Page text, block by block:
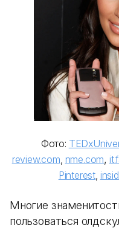
Фото:
review.com, nme.com,
Pinterest,
Многие
пользоваться